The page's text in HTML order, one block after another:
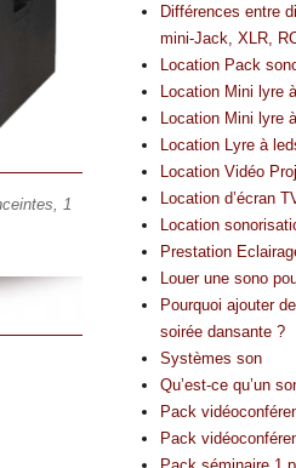
1
Différences entre
mini-Jack, XLR,
Location Pack
Location Mini lyre
Location Mini lyre
Location Lyre à
Location Vidéo
Location d’écran
Location
Prestation
Louer une sono
Pourquoi ajouter
soirée dansante ?
Systèmes son
Qu’est-ce qu’un
Pack
Pack